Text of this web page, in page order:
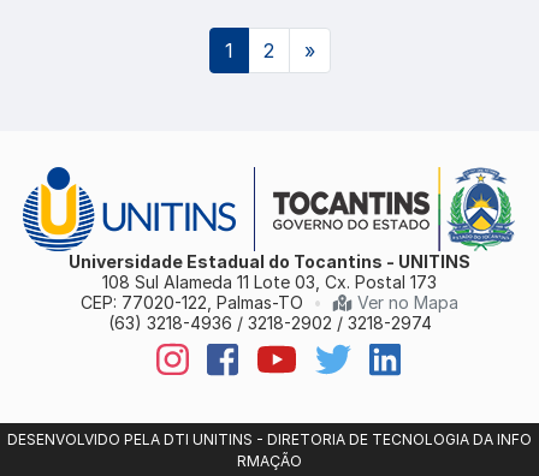
1(atual)
2 »
Universidade Estadual do Tocantins - UNITINS
108 Sul Alameda 11 Lote 03, Cx. Postal 173
CEP: 77020-122, Palmas-TO
•
Ver no Mapa
(63) 3218-4936 / 3218-2902 / 3218-2974
DESENVOLVIDO PELA DTI UNITINS - DIRETORIA DE TECNOLOGIA DA INFO
RMAÇÃO